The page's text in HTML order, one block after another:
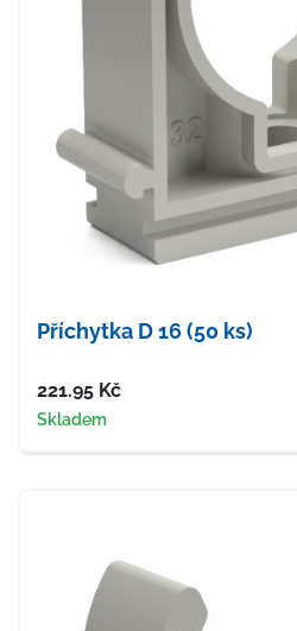
Příchytka D 16 (50 ks)
Cena
221.95 Kč
Dostupnost
Skladem